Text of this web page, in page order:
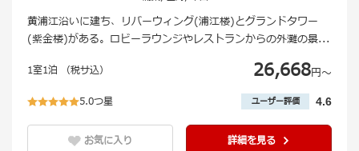
黄浦江沿いに建ち、リバーウィング(浦江楼)とグランドタワー
(紫金楼)がある。ロビーラウンジやレストランからの外灘の景...
26,668円〜
1室1泊 （税サ込）
5.0つ星 ユーザー評価 4.6
お気に入り 詳細を見る